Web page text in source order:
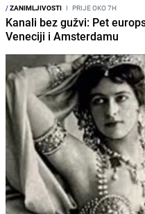
/ZANIMLJIVOSTI I PRIJE OKO 7H
Kanali bez gužvi: Pet
Veneciji i Amsterdamu